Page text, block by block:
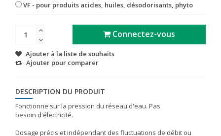
VF - pour produits acides, huiles, désodorisants, phyto
Connectez-vous
Ajouter à la liste de souhaits
Ajouter pour comparer
DESCRIPTION DU PRODUIT
Fonctionne sur la pression du réseau d'eau. Pas
besoin d'électricité.
Dosage précis et indépendant des fluctuations de débit ou